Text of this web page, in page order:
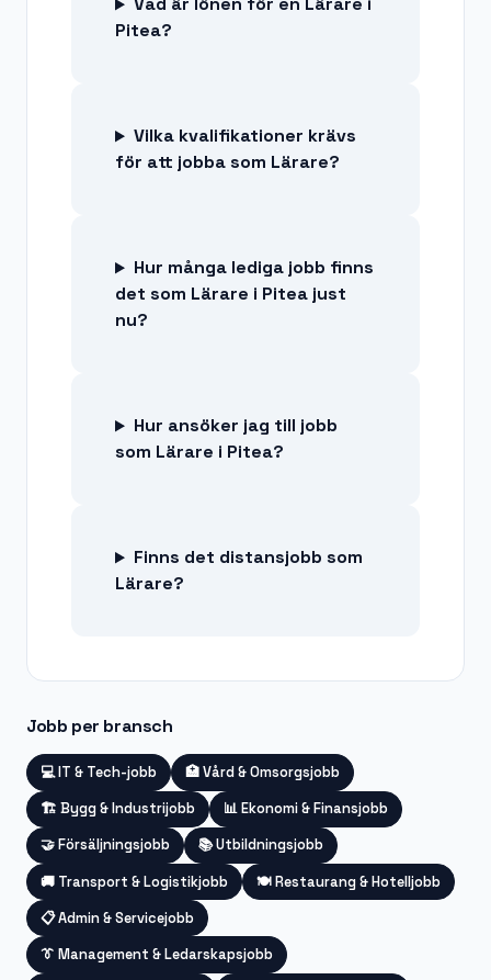
Pitea?
Vilka kvalifikationer krävs
för att jobba som Lärare?
Hur många lediga jobb finns
det som Lärare i Pitea just
nu?
Hur ansöker jag till jobb
som Lärare i Pitea?
Finns det distansjobb som
Lärare?
Jobb per bransch
💻IT & Tech-jobb 🏥Vård & Omsorgsjobb
🏗️ Bygg & Industrijobb 📊Ekonomi & Finansjobb
🤝Försäljningsjobb 📚Utbildningsjobb
🚚 Transport & Logistikjobb 🍽️Restaurang & Hotelljobb
📋Admin & Servicejobb
👔 Management & Ledarskapsjobb